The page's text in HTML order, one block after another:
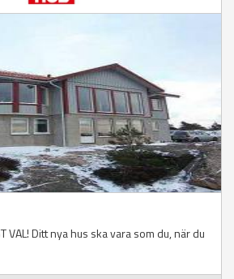
VAL! Ditt nya hus ska vara som du, när du